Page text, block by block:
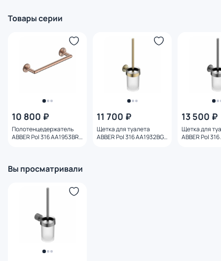
Товары серии
10 800 ₽
Полотенцедержатель
ABBER Pol 316 AA1953BRG
11 700 ₽
Щетка для туалета
ABBER Pol 316 AA1932BG
13 500 ₽
Щетка для
ABBER Pol
Вы просматривали